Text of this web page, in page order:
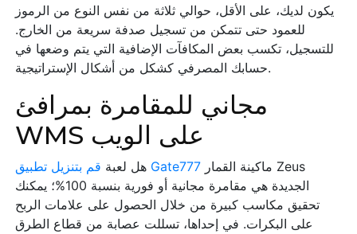
يكون لديك، على الأقل، حوالي ثلاثة من نفس النوع من الرموز
للعمود حتى تتمكن من تسجيل صدفة سريعة من الخارج.
للتسجيل، تكسب بعض المكافآت الإضافية التي يتم وضعها في
حسابك المصرفي كشكل من أشكال الإستراتيجية.
مجاني للمقامرة بمرافئ
WMS على الويب
هل لعبة قم بتنزيل تطبيق Gate777
الجديدة هي مقامرة مجانية أو فورية بنسبة 100%؛ يمكنك
تحقيق مكاسب كبيرة من خلال الحصول على علامات الربح
على البكرات. في إحداها، تسللت عصابة من قطاع الطرق